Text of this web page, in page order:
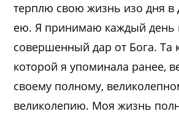
терплю свою жизнь изо дня в
ею. Я принимаю каждый день
совершенный дар от Бога. Та
которой я упоминала ранее,
своему полному,
великолепию. Моя жизнь